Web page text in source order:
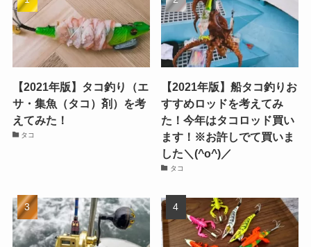
【2021年版】タコ釣り（エ
サ・集魚（タコ）剤）を考
えてみた！
タコ
【2021年版】船タコ釣りお
すすめロッドを考えてみ
た！今年はタコロッド買い
ます！※お許しでて買いま
した＼(^o^)／
タコ